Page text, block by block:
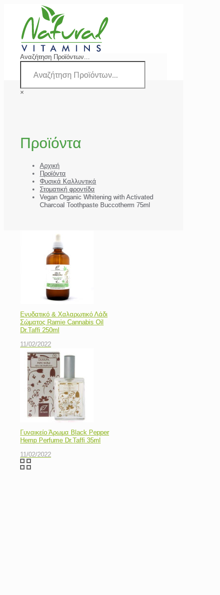
Αναζήτηση Προϊόντων...
×
Προϊόντα
Αρχική
Προϊόντα
Φυσικά Καλλυντικά
Στοματική φροντίδα
Vegan Organic Whitening with Activated
Charcoal Toothpaste Buccotherm 75ml
Ενυδατικό & Χαλαρωτικό Λάδι
Σώματος Ramie Cannabis Oil
Dr.Taffi 250ml
11/02/2022
Γυναικείο Άρωμα Black Pepper
Hemp Perfume Dr.Taffi 35ml
11/02/2022